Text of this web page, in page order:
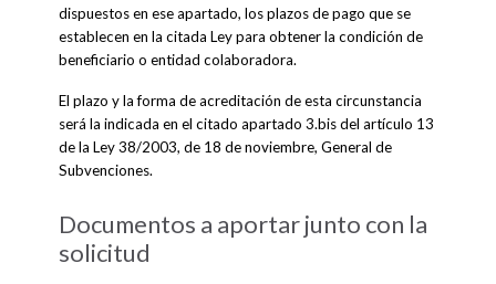
dispuestos en ese apartado, los plazos de pago que se
establecen en la citada Ley para obtener la condición de
beneficiario o entidad colaboradora.
El plazo y la forma de acreditación de esta circunstancia
será la indicada en el citado apartado 3.bis del artículo 13
de la Ley 38/2003, de 18 de noviembre, General de
Subvenciones.
Documentos a aportar junto con la
solicitud